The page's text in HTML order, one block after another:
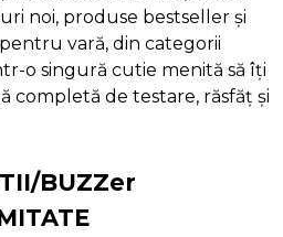
noi, produse bestseller și
vară, din categorii
o singură cutie menită să îți
completă de testare, răsfăț și
BUZZer